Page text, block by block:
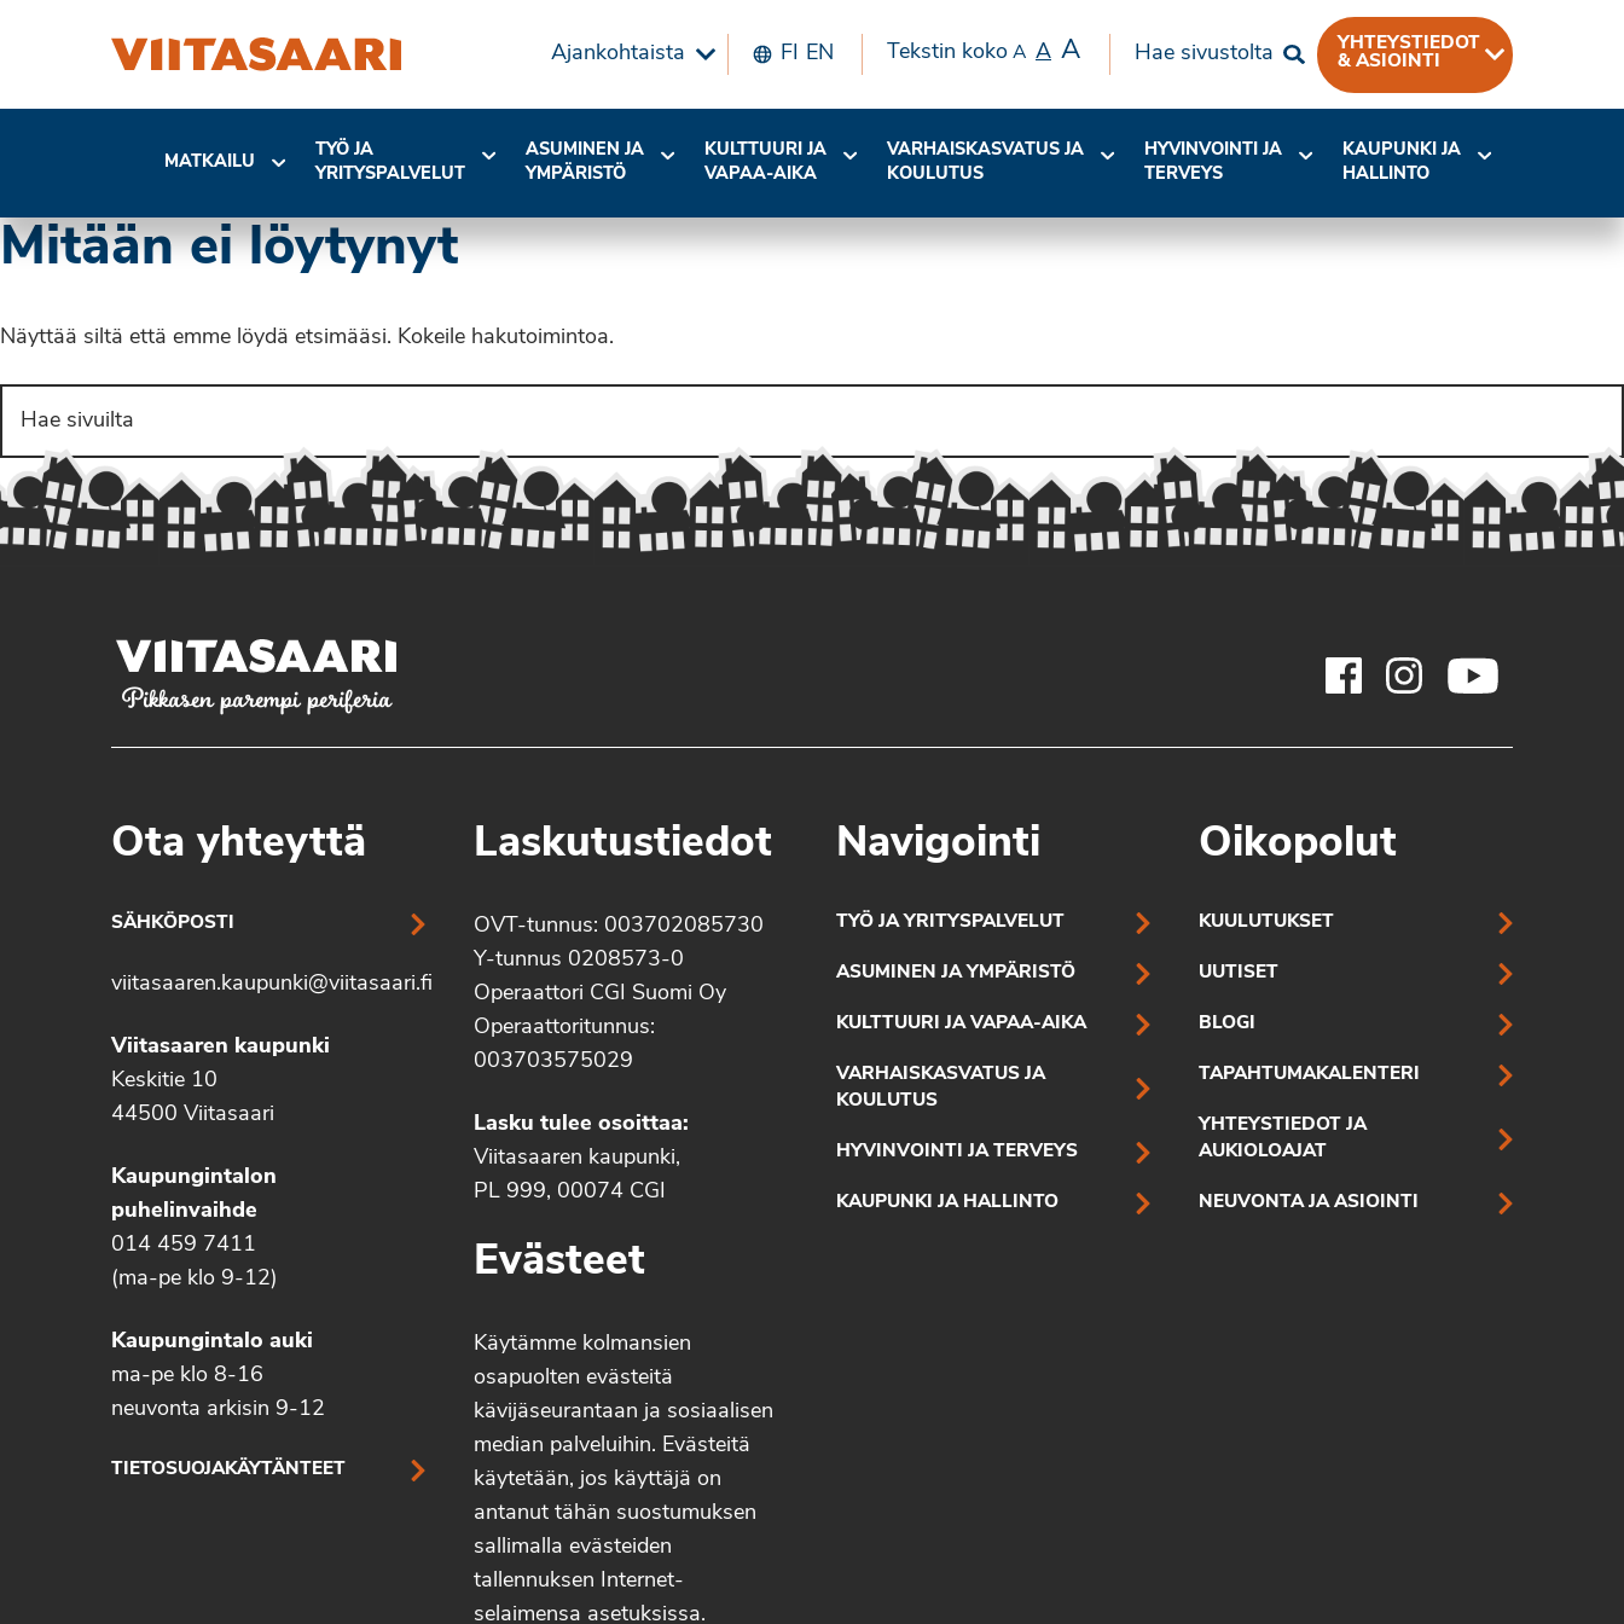
Ajankohtaista FI EN Tekstin koko A A A Hae sivustolta
YHTEYSTIEDOT
& ASIOINTI
MATKAILU
TYÖ JA
YRITYSPALVELUT
ASUMINEN JA
YMPÄRISTÖ
KULTTUURI JA
VAPAA-AIKA
VARHAISKASVATUS JA
KOULUTUS
HYVINVOINTI JA
TERVEYS
KAUPUNKI JA
HALLINTO
Mitään ei löytynyt
Näyttää siltä että emme löydä etsimääsi. Kokeile hakutoimintoa.
Pikkasen parempi periferia
Ota yhteyttä
SÄHKÖPOSTI
viitasaaren.kaupunki@viitasaari.fi
Viitasaaren kaupunki
Keskitie 10
44500 Viitasaari
Kaupungintalon
puhelinvaihde
014 459 7411
(ma-pe klo 9-12)
Kaupungintalo auki
ma-pe klo 8-16
neuvonta arkisin 9-12
TIETOSUOJAKÄYTÄNTEET
Laskutustiedot
OVT-tunnus: 003702085730
Y-tunnus 0208573-0
Operaattori CGI Suomi Oy
Operaattoritunnus:
003703575029
Lasku tulee osoittaa:
Viitasaaren kaupunki,
PL 999, 00074 CGI
Evästeet
Käytämme kolmansien
osapuolten evästeitä
kävijäseurantaan ja sosiaalisen
median palveluihin. Evästeitä
käytetään, jos käyttäjä on
antanut tähän suostumuksen
sallimalla evästeiden
tallennuksen Internet-
selaimensa asetuksissa.
Navigointi
TYÖ JA YRITYSPALVELUT
ASUMINEN JA YMPÄRISTÖ
KULTTUURI JA VAPAA-AIKA
VARHAISKASVATUS JA
KOULUTUS
HYVINVOINTI JA TERVEYS
KAUPUNKI JA HALLINTO
Oikopolut
KUULUTUKSET
UUTISET
BLOGI
TAPAHTUMAKALENTERI
YHTEYSTIEDOT JA
AUKIOLOAJAT
NEUVONTA JA ASIOINTI